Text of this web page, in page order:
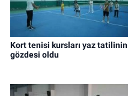
Kort tenisi kursları yaz tatilinin
gözdesi oldu